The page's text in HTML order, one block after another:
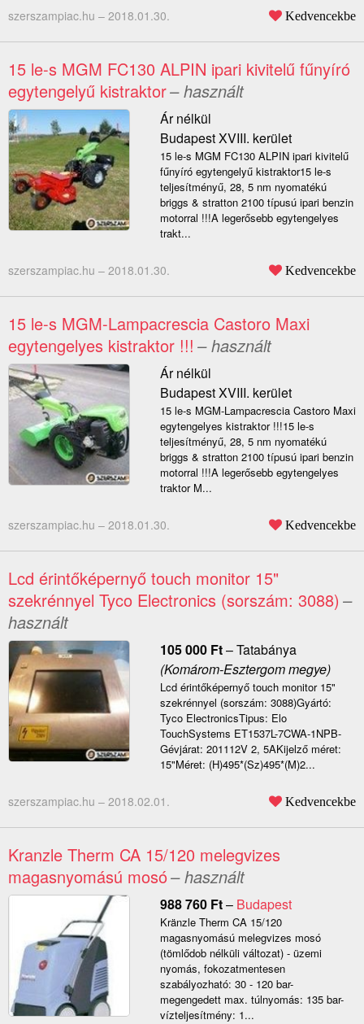
szerszampiac.hu – 2018.01.30. Kedvencekbe
15 le-s MGM FC130 ALPIN ipari kivitelű fűnyíró
egytengelyű kistraktor– használt
Ár nélkül
Budapest XVIII. kerület
15 le-s MGM FC130 ALPIN ipari kivitelű
fűnyíró egytengelyű kistraktor15 le-s
teljesítményű, 28, 5 nm nyomatékú
briggs & stratton 2100 típusú ipari benzin
motorral !!!A legerősebb egytengelyes
trakt...
szerszampiac.hu – 2018.01.30. Kedvencekbe
15 le-s MGM-Lampacrescia Castoro Maxi
egytengelyes kistraktor !!! – használt
Ár nélkül
Budapest XVIII. kerület
15 le-s MGM-Lampacrescia Castoro Maxi
egytengelyes kistraktor !!!15 le-s
teljesítményű, 28, 5 nm nyomatékú
briggs & stratton 2100 típusú ipari benzin
motorral !!!A legerősebb egytengelyes
traktor M...
szerszampiac.hu – 2018.01.30. Kedvencekbe
Lcd érintőképernyő touch monitor 15"
szekrénnyel Tyco Electronics (sorszám: 3088) –
használt
105 000 Ft–Tatabánya
(Komárom-Esztergom megye)
Lcd érintőképernyő touch monitor 15"
szekrénnyel (sorszám: 3088)Gyártó:
Tyco ElectronicsTipus: Elo
TouchSystems ET1537L-7CWA-1NPB-
Gévjárat: 201112V 2, 5AKijelző méret:
15"Méret: (H)495*(Sz)495*(M)2...
szerszampiac.hu – 2018.02.01. Kedvencekbe
Kranzle Therm CA 15/120 melegvizes
magasnyomású mosó– használt
988 760 Ft– Budapest
Kränzle Therm CA 15/120
magasnyomású melegvizes mosó
(tömlődob nélküli változat) - üzemi
nyomás, fokozatmentesen
szabályozható: 30 - 120 bar-
megengedett max. túlnyomás: 135 bar-
vízteljesítmény: 1...